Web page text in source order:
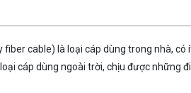
cable) là loại cáp dùng trong nhà, có
cáp dùng ngoài trời, chịu được những